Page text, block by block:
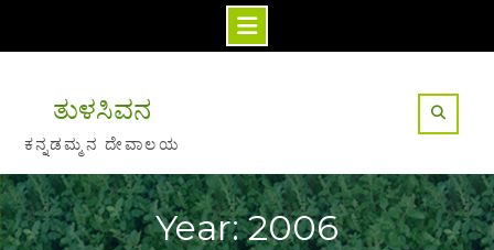
contentತುಳಸಿವನ
ಕನ್ನಡಮ್ಮನ ದೇವಾಲಯ
Year: 2006